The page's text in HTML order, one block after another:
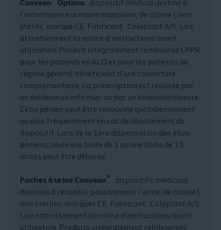
Conveen Optima : dispositif médical destiné à
l’incontinence urinaire masculine, de classe I, non
stérile, marqué CE. Fabricant : Coloplast A/S. Lire
attentivement la notice d’instructions avant
utilisation. Produit intégralement remboursé LPPR
pour les patients en ALD et pour les patients au
régime général bénéficiant d’une couverture
complémentaire. La prescription est réalisée par
un médecin un infirmier ou par un kinésithérapeute.
L’étui pénien peut être renouvelé quotidiennement
ou plus fréquemment en cas de décollement du
dispositif. Lors de la 1ère dispensation des étuis
péniens, seule une boite de 1 ou une boite de 15
unités peut être délivrée.
Poches à urine Conveen® : dispositifs médicaux
destinés à recueillir passivement l’urine, de classe I,
non stériles, marqués CE. Fabricant : Coloplast A/S.
Lire attentivement la notice d’instructions avant
utilisation. Produits intégralement remboursés